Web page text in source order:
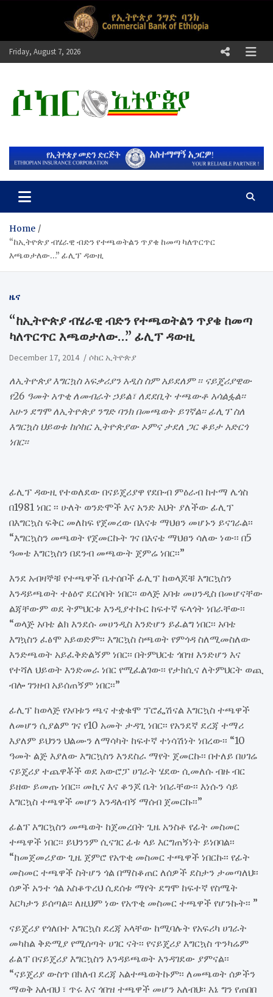
Friday, August 7, 2026
ሶከር ኢትዮጵያ
Home
“ከኢትዮጵያ ብሄራዊ ብድን የተጫወትልን ጥያቄ ከመጣ ካለጥርጥር
እጫወታለው…” ፊሊፕ ዳውዚ
ዜና
“ከኢትዮጵያ ብሄራዊ ብድን የተጫወትልን ጥያቄ ከመጣ
ካለጥርጥር እጫወታለው…” ፊሊፕ ዳውዚ
December 17, 2014 ሶከር ኢትዮጵያ
ለኢትዮጵያ እግርኳስ አፍቃሪያን አዲስ ስም አይደለም ፡፡ ናይጄሪያዊው
የ26 ዓመት አጥቂ ለመብራት ኃይል፣ ለደደቢት ተጫውቶ አሳልፏል፡፡
አሁን ደግሞ ለኢትዮጵያ ንግድ ባንክ በመጫወት ይገኛል፡፡ፊሊፕስለ
እግርኳስ ህይወቱ ከሶከር ኢትዮጵያው ኦምና ታደለ ጋር ቆይታ አድርጎ
ነበር፡፡
ፊሊፕ ዳውዚ የተወለደው በናይጄሪያዋ የደቡብ ምዕራብ ከተማ ሌጎስ
በ1981 ነበር ፡፡ ሁለት ወንድሞች እና አንድ እህት ያለችው ፊሊፕ
በእግርኳስ ፍቅር መለከፍ የጀመረው በእናቱ ማህፀን መሆኑን ይናገራል፡፡
“እግርኳስን መጫወት የጀመርኩት ገና በእናቴ ማህፀን ሳለው ነው፡፡ በ5
ዓመቴ እግርኳስን በደንብ መጫውት ጀምሬ ነበር፡፡”
እንደ አብዛኞቹ የተጫዋች ቤተሰቦች ፊሊፕ ከወላጆቹ እግርኳስን
እንዳይጫወት ተፅዕኖ ደርሶበት ነበር፡፡ ወላጅ አባቱ መሀንዲስ በመሆናቸው
ልጃቸውም ወደ ትምህርቱ እንዲያተኩር ከፍተኛ ፍላጎት ነበራቸው፡፡
“ወላጅ አባቴ ልክ እንደሱ መሀንዲስ እንድሆን ይፈልግ ነበር፡፡ አባቴ
እግኳስን ፈፅሞ አይወድም፡፡ እግርኳስ ስጫወት የምጎዳ ስለሚመስለው
እንድጫወት አይፈቅድልኝም ነበር፡፡ በትምህርቴ ጎበዝ እንድሆን እና
የተሻለ ህይወት እንድመራ ነበር የሚፈልገው፡፡ የታክሲና ለትምህርት ወጪ
ብሎ ገንዘብ አይሰጠኝም ነበር፡፡”
ፊሊፕ ከወላጅ የአባቱን ጫና ተቋቁሞ ፕሮፌሽናል እግርኳስ ተጫዋች
ለመሆን ሲያልም ገና የ10 አመት ታዳጊ ነበር፡፡ የአንደኛ ደረጃ ተማሪ
እያለም ይህንን ህልሙን ለማሳካት ከፍተኛ ተነሳሽነት ነበረው፡፡ “10
ዓመት ልጅ እያለው እግርኳስን እንደስራ ማየት ጀመርኩ፡፡ በተለይ በሀገሬ
ናይጄሪያ ተጨዋቾች ወደ አውሮፓ ሀገራት ሄደው ሲመለሱ ብዙ ብር
ይዘው ይመጡ ነበር፡፡ መኪና እና ቆንጆ ቤት ነበራቸው፡፡ እነሱን ሳይ
እግርኳስ ተጫዋች መሆን እንዳለብኝ ማሰብ ጀመርኩ፡፡”
ፊልፕ እግርኳስን መጫወት ከጀመረበት ጊዜ አንስቶ የፊት መስመር
ተጫዋች ነበር፡፡ ይህንንም ሲናገር ፊቱ ላይ እርግጠኝነት ይነበባል፡፡
“ከመጀመሪያው ጊዜ ጀምሮ የአጥቂ መስመር ተጫዋች ነበርኩ፡፡ የፊት
መስመር ተጫዋች ስትሆን ጎል በማስቆጠር ለሰዎች ደስታን ታመጣለህ፡፡
ሰዎች አንተ ጎል አስቆጥረህ ሲደሰቱ ማየት ደግሞ ከፍተኛ የስሜት
እርካታን ይሰጣል፡፡ ለዚህም ነው የአጥቂ መስመር ተጫዋች የሆንኩት፡፡ ”
ናይጄሪያ የጎለበተ እግርኳስ ደረጃ አላቸው ከሚባሉት የአፍሪካ ሀገራት
መካከል ቅድሚያ የሚሰጣት ሀገር ናት፡፡ የናይጄሪያ እግርኳስ ጥንካሬም
ፊልፕ በናይጄሪያ እግርኳስን እንዳይጫወት እንዳገደው ያምናል፡፡
“ናይጄሪያ ውስጥ በክለብ ደረጃ አልተጫወትኩም፡፡ ለመጫወት ሰዎችን
ማወቅ አለብህ ፣ ጥሩ እና ጎበዝ ተጫዋች መሆን አለብህ፡፡ እኔ ግን የጠበበ